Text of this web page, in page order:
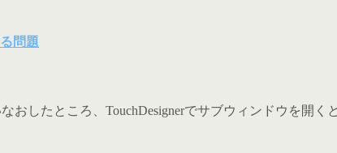
問題
おしたところ、TouchDesignerでサブウィンドウを開